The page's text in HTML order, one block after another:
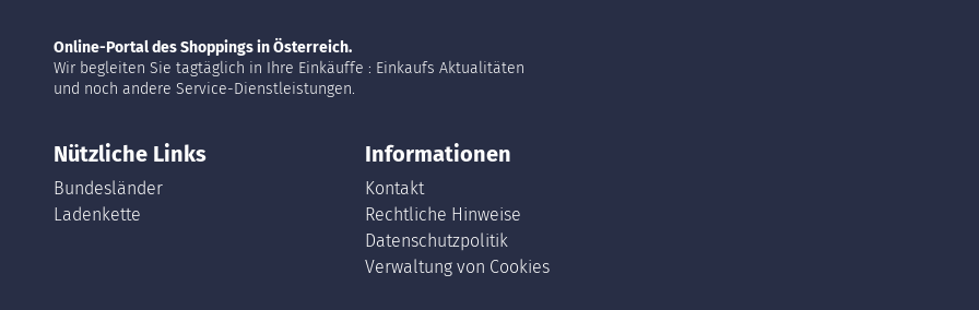
Online-Portal des Shoppings in Österreich.
Wir begleiten Sie tagtäglich in Ihre Einkäuffe : Einkaufs Aktualitäten
und noch andere Service-Dienstleistungen.
Nützliche Links
Bundesländer
Ladenkette
Informationen
Kontakt
Rechtliche Hinweise
Datenschutzpolitik
Verwaltung von Cookies